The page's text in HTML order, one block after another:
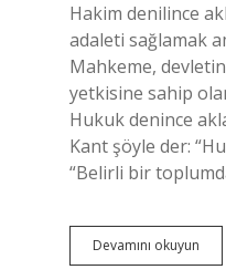
Hakim denilince
adaleti sağlamak
Mahkeme,
yetkisine sahip
Hukuk denince
Kant şöyle der:
“Belirli bir
Devamını okuyun